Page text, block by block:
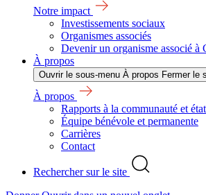
Notre impact
Investissements sociaux
Organismes associés
Devenir un organisme associé à
À propos
Ouvrir le sous-menu À propos Fermer le
À propos
Rapports à la communauté et
Équipe bénévole et permanente
Carrières
Contact
Rechercher sur le site